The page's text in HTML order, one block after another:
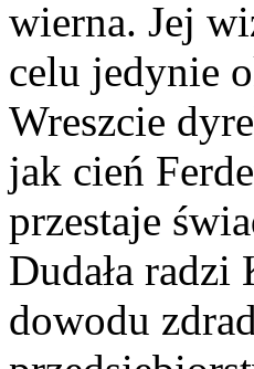
wierna. Jej
celu jedynie
Wreszcie
jak cień
przestaje
Dudała
dowodu